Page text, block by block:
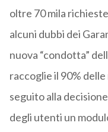
oltre 70 mila
alcuni dubbi dei
nuova “condotta”
raccoglie il 90%
seguito alla
degli utenti un